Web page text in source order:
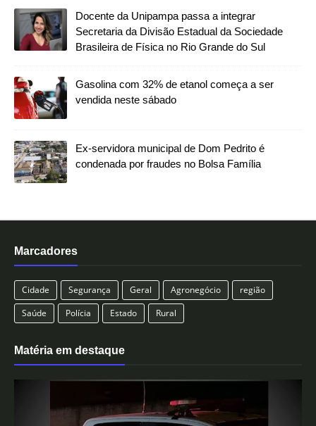
Docente da Unipampa passa a integrar
Secretaria da Divisão Estadual da Sociedade
Brasileira de Física no Rio Grande do Sul
Gasolina com 32% de etanol começa a ser
vendida neste sábado
Ex-servidora municipal de Dom Pedrito é
condenada por fraudes no Bolsa Família
Marcadores
Cidade Segurança Geral Agronegócio
região
Saúde
Polícia Estado Rural
Matéria em destaque